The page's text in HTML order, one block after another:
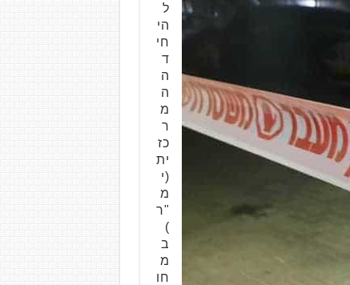
ל
הי
חי
ד
ה
ה
מ
ר
כז
ית
(י
מ
"ר
)
ב
מ
חו